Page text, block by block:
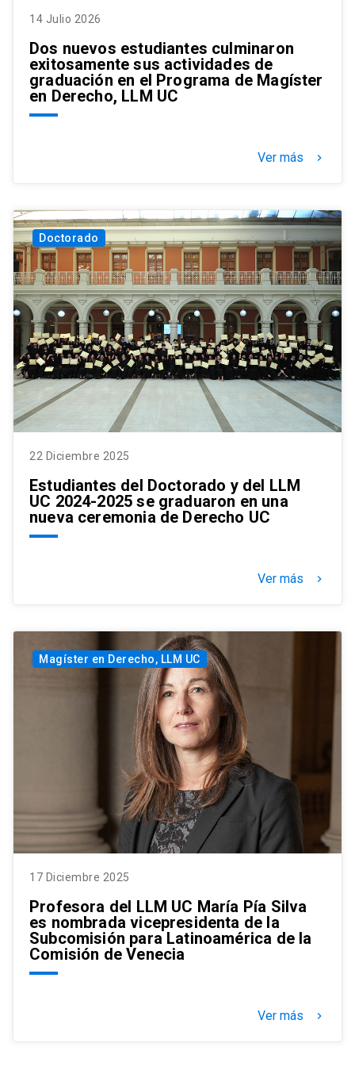
14 Julio 2026
Dos nuevos estudiantes culminaron
exitosamente sus actividades de
graduación en el Programa de Magíster
en Derecho, LLM UC
Ver más keyboard_arrow_right
Doctorado
22 Diciembre 2025
Estudiantes del Doctorado y del LLM
UC 2024-2025 se graduaron en una
nueva ceremonia de Derecho UC
Ver más keyboard_arrow_right
Magíster en Derecho, LLM UC
17 Diciembre 2025
Profesora del LLM UC María Pía Silva
es nombrada vicepresidenta de la
Subcomisión para Latinoamérica de la
Comisión de Venecia
Ver más keyboard_arrow_right